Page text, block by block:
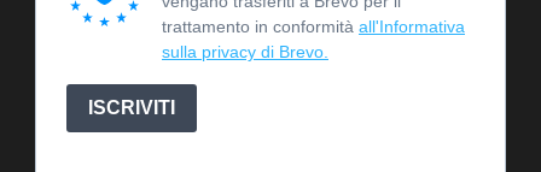
trattamento in conformità all'Informativa
sulla privacy di Brevo.
ISCRIVITI